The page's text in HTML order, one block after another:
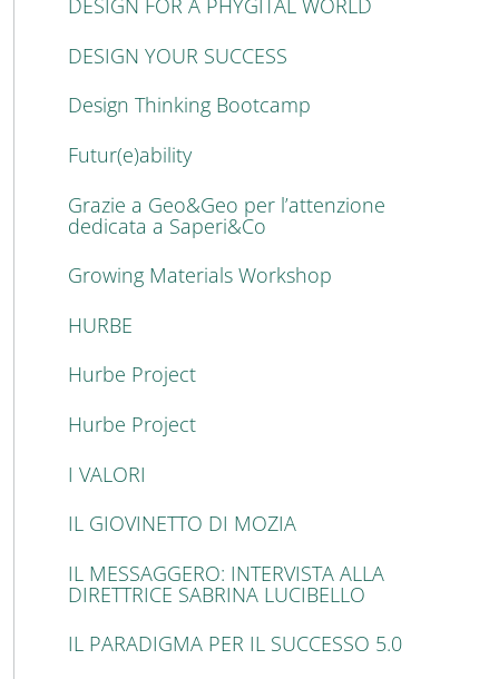
DESIGN FOR A PHYGITAL WORLD
DESIGN YOUR SUCCESS
Design Thinking Bootcamp
Futur(e)ability
Grazie a Geo&Geo per l’attenzione
dedicata a Saperi&Co
Growing Materials Workshop
HURBE
Hurbe Project
Hurbe Project
I VALORI
IL GIOVINETTO DI MOZIA
IL MESSAGGERO: INTERVISTA ALLA
DIRETTRICE SABRINA LUCIBELLO
IL PARADIGMA PER IL SUCCESSO 5.0